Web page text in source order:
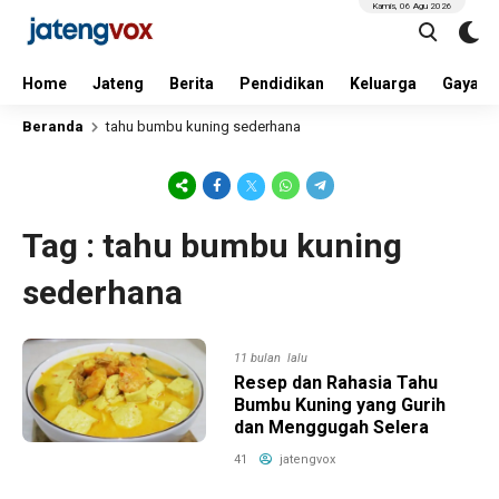
Home Jateng Berita Pendidikan Keluarga Gaya
Kamis, 06 Agu 2026
Beranda tahu bumbu kuning sederhana
Tag : tahu bumbu kuning
sederhana
11 bulan lalu
Resep dan Rahasia Tahu
Bumbu Kuning yang Gurih
dan Menggugah Selera
41 jatengvox